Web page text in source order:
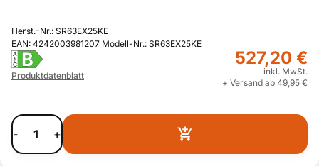
Herst.-Nr.: SR63EX25KE
EAN: 4242003981207 Modell-Nr.: SR63EX25KE
A
G
B
Produktdatenblatt
527,20 €
inkl. MwSt.
+ Versand ab 49,95 €
- +